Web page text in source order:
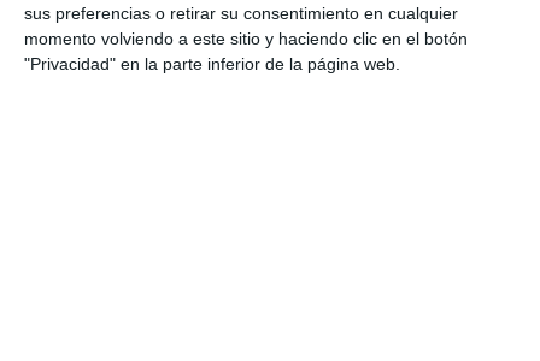
sus preferencias o retirar su consentimiento en cualquier
momento volviendo a este sitio y haciendo clic en el botón
"Privacidad" en la parte inferior de la página web.